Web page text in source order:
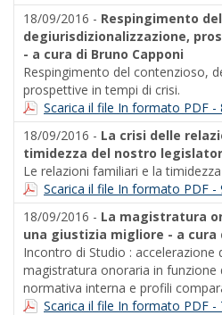
18/09/2016 - Respingimento
degiurisdizionalizzazione,
- a cura di Bruno Capponi
Respingimento del contenzioso,
prospettive in tempi di crisi.
Scarica il file In formato PDF -
18/09/2016 - La crisi delle
timidezza del nostro
Le relazioni familiari e la
Scarica il file In formato PDF -
18/09/2016 - La magistratura
una giustizia migliore - a cura
Incontro di Studio : accelerazione
magistratura onoraria in funzione
normativa interna e profili
Scarica il file In formato PDF -